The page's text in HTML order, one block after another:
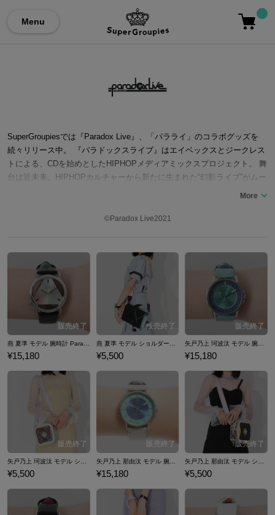
Menu
SuperGroupiesでは『Paradox Live』、「パラライ」のコラボグッズを
続々リリース中。 『パラドックスライブ』はエイベックスとジークレス
トによる、CDを始めとしたHIPHOPメディアミックスプロジェクト。 舞
台は近未来。HIPHOPカルチャーから新たに生まれた“幻影ライブ”がムー
ブメントを起こしている世界。 アーティストたちはこぞって、“ファント
せ、感情とリンクした幻影を創り出しファンを熱狂させていた。 そんな
届く―。 楽曲の完成度の高さだけではなく、個性豊かなキャラクターた
ちやその設定も魅力的。 同じ国際系私立大学に通う「朱雀野 アレン」を
始めとしたトリオの「BAE」。「西門 直明」がオーナーを務める"Bar 4/
7"を拠点とする4人からなる「The Cat’s Whiskers」。「矢戸乃上 珂波
汰・那由汰」の双子ユニット「cozmez」。「翠石 依織」が率いる任侠
を重んじる5人組「悪漢奴等」の、計4チーム14名が繰り広げるラップバ
トルは必見です。 ここでは「パラライ」コラボの腕時計やバッグなど…
『Paradox Live』コラボファッションアイテムをご紹介いたします。
©️Paradox Live2021
¥15,180 ¥5,500 ¥15,180
矢戸乃上 珂波汰 モデル ショルダーバッグ Paradox Live cozmez
¥5,500
矢戸乃上 那由汰 モデル 腕時計 Paradox Live cozmez
¥15,180
矢戸乃上 那由汰 モデル ショルダーバッグ Paradox Live cozmez
¥5,500